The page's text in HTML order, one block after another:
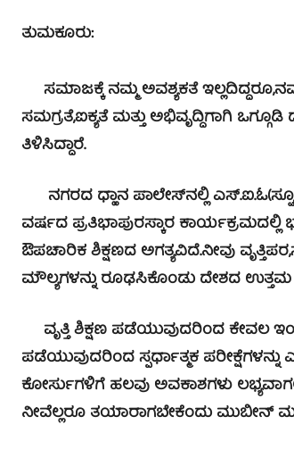
ತುಮಕೂರು:
ಸಮಾಜಕ್ಕೆ ನಮ್ಮ ಅವಶ್ಯಕತೆ
ಸಮಗ್ರತೆ,ಐಕ್ಯತೆ ಮತ್ತು ಅಭಿವೃದ್ದಿಗಾಗಿ
ತಿಳಿಸಿದ್ದಾರೆ.
ನಗರದ ಧ್ಹಾನ ಪಾಲೇಸ್‍ನಲ್ಲಿ
ವರ್ಷದ ಪ್ರತಿಭಾಪುರಸ್ಕಾರ
ಔಪಚಾರಿಕ ಶಿಕ್ಷಣದ ಅಗತ್ಯವಿದೆ.ನೀವು
ಮೌಲ್ಯಗಳನ್ನು ರೂಢಸಿಕೊಂಡು ದೇಶದ
ವೃತ್ತಿ ಶಿಕ್ಷಣ ಪಡೆಯುವುದರಿಂದ ಕೇವಲ
ಪಡೆಯುವುದರಿಂದ ಸ್ಪರ್ಧಾತ್ಮಕ
ಕೋರ್ಸುಗಳಿಗೆ ಹಲವು ಅವಕಾಶಗಳು
ನೀವೆಲ್ಲರೂ ತಯಾರಾಗಬೇಕೆಂದು ಮುಬೀನ್